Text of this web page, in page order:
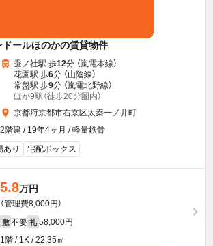
ドールほのかの賃貸物件
蚕ノ社駅 歩12分 （嵐電本線）
花園駅 歩6分 （山陰線）
常盤駅 歩9分 （嵐電北野線）
ほか9駅（徒歩20分圏内）
京都府京都市右京区太秦一ノ井町
2階建 / 19年4ヶ月 / 軽量鉄骨
あり 宅配ボックス
5.8万円
（管理費8,000円）
敷 不要 礼 58,000円
1階 / 1K / 22.35㎡